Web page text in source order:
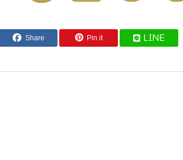
Share Pin it LINE